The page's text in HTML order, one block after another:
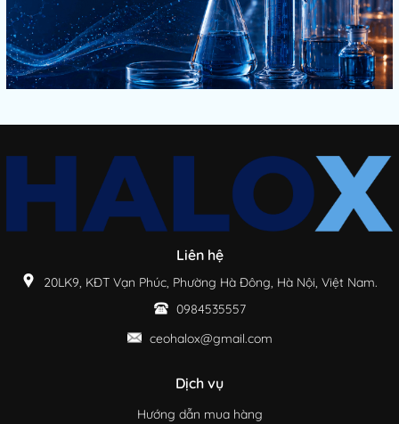
Liên hệ
20LK9, KĐT Vạn Phúc, Phường Hà Đông, Hà Nội, Việt Nam.
0984535557
ceohalox@gmail.com
Dịch vụ
Hướng dẫn mua hàng